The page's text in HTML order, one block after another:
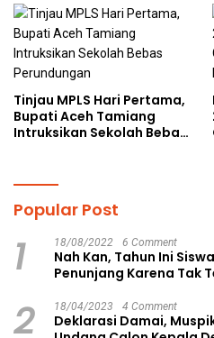
kepada Pelajar MPLS
Tinjau MPLS Hari Pertama,
Bupati Aceh Tamiang
Intruksikan Sekolah Bebas
Popular Post
1 18/08/2022 6 Comment
Nah Kan, Tahun Ini
Penunjang Karena Tak
2 18/04/2023 4 Comment
Deklarasi Damai,